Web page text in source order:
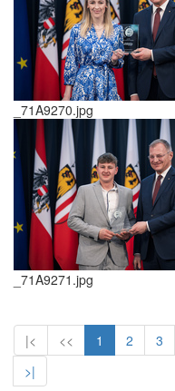
_71A9270.jpg
_71A9271.jpg
|< << 1 2 3
>|